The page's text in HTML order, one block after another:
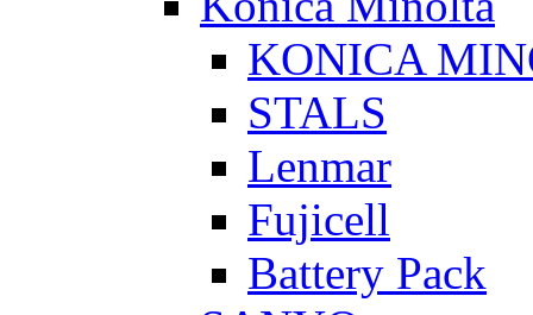
KONICA
STALS
Lenmar
Fujicell
Battery Pack